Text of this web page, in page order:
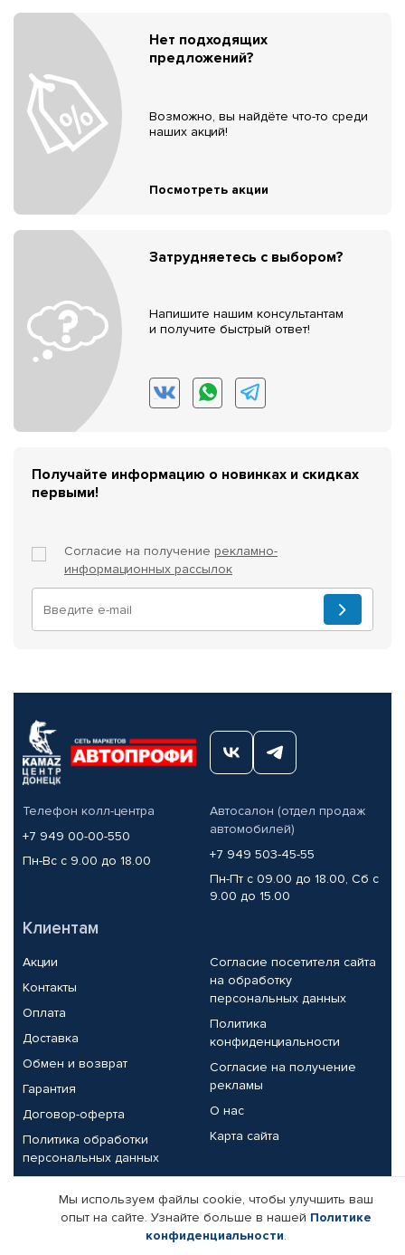
Нет подходящих
предложений?
Возможно, вы найдёте что-то среди
наших акций!
Посмотреть акции
Затрудняетесь с выбором?
Напишите нашим консультантам
и получите быстрый ответ!
Получайте информацию о новинках и скидках
первыми!
Согласие на получение рекламно-
информационных рассылок
Телефон колл-центра
+7 949 00-00-550
Пн-Вс с 9.00 до 18.00
Автосалон (отдел продаж
автомобилей)
+7 949 503-45-55
Пн-Пт с 09.00 до 18.00, Сб с
9.00 до 15.00
Клиентам
Акции
Контакты
Оплата
Доставка
Обмен и возврат
Гарантия
Договор-оферта
Политика обработки
персональных данных
Согласие посетителя сайта
на обработку
персональных данных
Политика
конфиденциальности
Согласие на получение
рекламы
О нас
Карта сайта
Партнерам
Корпоративным клиентам
Реквизиты компании
Мы используем файлы cookie, чтобы улучшить ваш
опыт на сайте. Узнайте больше в нашей Политике
конфиденциальности.